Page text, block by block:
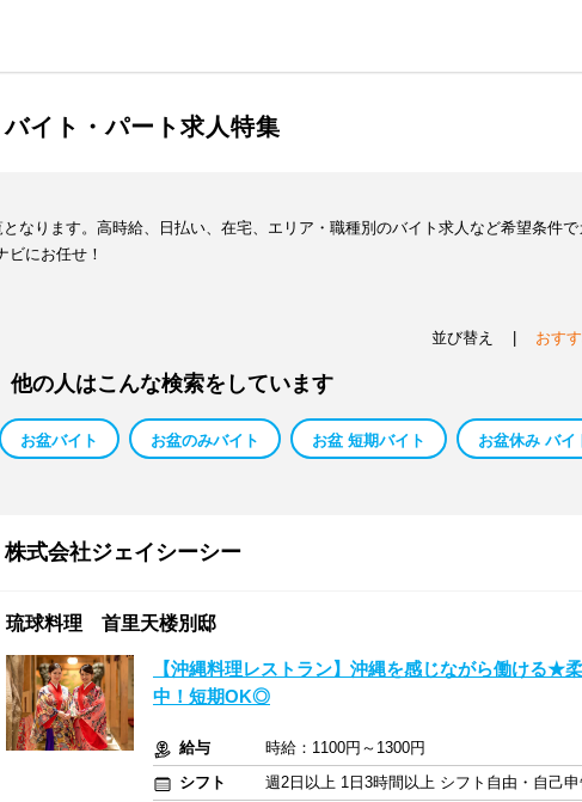
イト・パート求人特集
なります。高時給、日払い、在宅、エリア・職種別のバイト求人など希望条件で
ビにお任せ！
並び替え おす
他の人はこんな検索をしています
お盆バイト お盆のみバイト お盆 短期バイト お盆休み バイ
株式会社ジェイシーシー
琉球料理 首里天楼別邸
【沖縄料理レストラン】沖縄を感じながら働ける★
中！短期OK◎
給与
時給：1100円～1300円
シフト
週2日以上 1日3時間以上 シフト自由・自己